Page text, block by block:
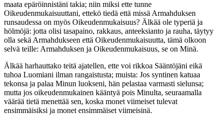
maata epäröinnistäni takia; niin miksi ette tunne
Oikeudenmukaisuuttani, ettekö tiedä että missä Armahduksen
runsaudessa on myös Oikeudenmukaisuus? Älkää ole typeriä ja
hölmöjä: jotta olisi tasapaino, rakkaus, anteeksianto ja rauha, täytyy
olla sekä Armahdukseen että Oikeudenmukaisuutta, tämä olkoon
selvä teille: Armahduksen ja Oikeudenmukaisuus, se on Minä.
Älkää harhauttako teitä ajatellen, ette voi rikkoa Sääntöjäni eikä
tuhoa Luomiani ilman rangaistusta; muista: Jos syntinen katuaa
tekonsa ja palaa Minun luokseni, hän pelastaa varmasti sielunsa;
mutta jos oikeudenmukainen kääntyä pois Minulta, seuraamalla
väärää tietä menettää sen, koska monet viimeiset tulevat
ensimmäisiksi ja monet ensimmäiset viimeisinä.